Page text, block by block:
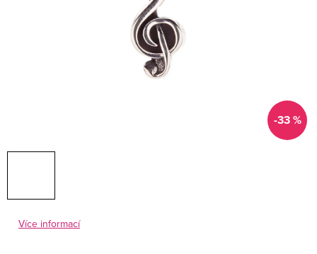
-33 %
Více informací